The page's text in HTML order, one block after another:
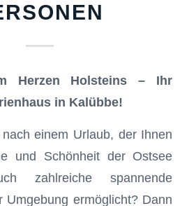
Herzen Holsteins – Ihr
in Kalübbe!
einem Urlaub, der Ihnen
und Schönheit der Ostsee
zahlreiche spannende
Umgebung ermöglicht? Dann